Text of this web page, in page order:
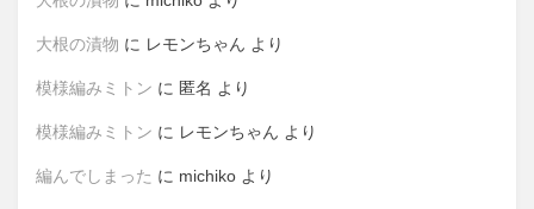
大根の漬物 に レモンちゃん より
模様編みミトン に 匿名 より
模様編みミトン に レモンちゃん より
編んでしまった に michiko より